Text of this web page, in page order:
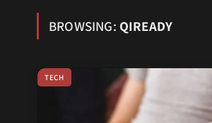
BROWSING: QIREADY
TECH